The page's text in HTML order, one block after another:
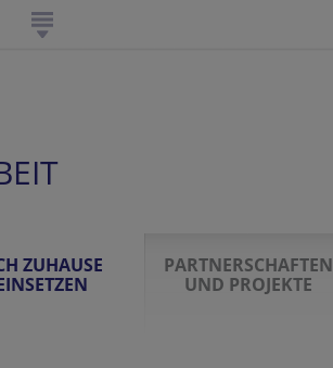
ZUHAUSE
PARTNERSCHAFTEN
UND PROJEKTE